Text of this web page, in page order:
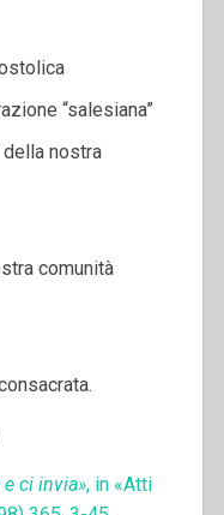
“salesiana”
della nostra
comunità
ci invia», in «Atti